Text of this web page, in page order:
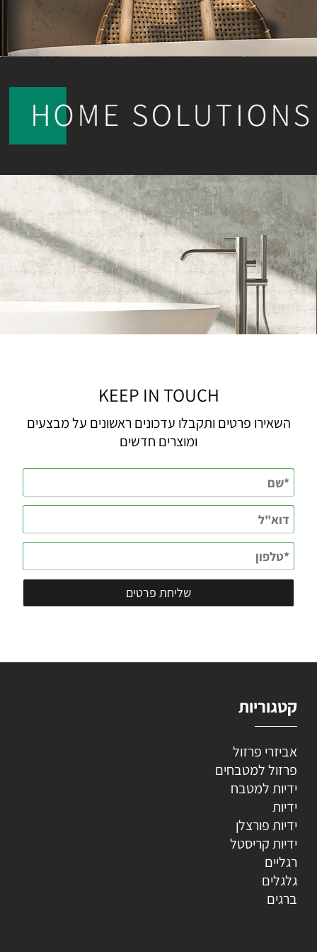
KEEP IN TOUCH
השאירו פרטים ותקבלו עדכונים ראשונים על מבצעים
ומוצרים חדשים
קטגוריות
אביזרי פרזול
פרזול למטבחים
ידיות למטבח
ידיות
ידיות פורצלן
ידיות קריסטל
רגליים
גלגלים
ברגים